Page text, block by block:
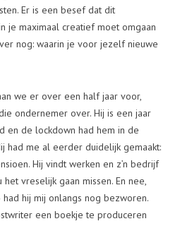
Er is een besef dat dit
je maximaal creatief moet omgaan
nog: waarin je voor jezelf nieuwe
we er over een half jaar voor,
ondernemer over. Hij is een jaar
en de lockdown had hem in de
had me al eerder duidelijk gemaakt:
Hij vindt werken en z’n bedrijf
vreselijk gaan missen. En nee,
hij mij onlangs nog bezworen.
een boekje te produceren